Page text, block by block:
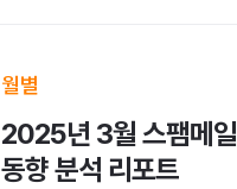
월별
2025년 3월 스팸메일
동향 분석 리포트